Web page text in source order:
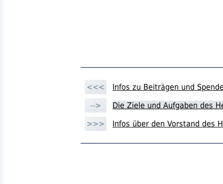
<<<
Infos zu Beiträgen und
-->
Die Ziele und Aufgaben des
>>>
Infos über den Vorstand des